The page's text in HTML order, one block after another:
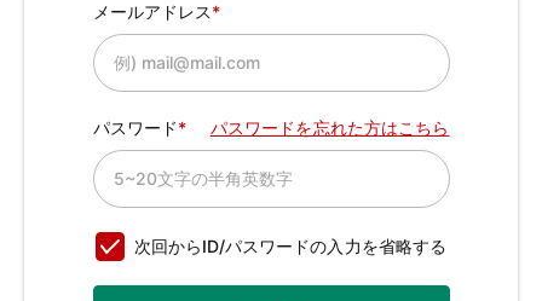
メールアドレス
パスワード パスワードを忘れた方はこちら
次回からID/パスワードの入力を省略する